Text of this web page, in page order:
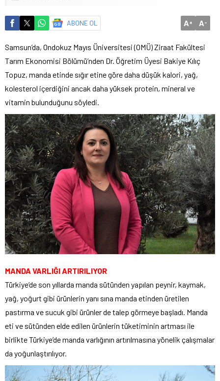
ABONE OL A+ A-
Samsun’da, Ondokuz Mayıs Üniversitesi (OMÜ) Ziraat Fakültesi
Tarım Ekonomisi Bölümü’nden Dr. Öğretim Üyesi Bakiye Kılıç
Topuz, manda etinde sığır etine göre daha düşük kalori, yağ,
kolesterol içerdiğini ancak daha yüksek protein, mineral ve
vitamin bulunduğunu söyledi.
MANDA VARLIĞI ARTIRILIYOR
Türkiye’de son yıllarda manda sütünden yapılan peynir, kaymak,
yağ, yoğurt gibi ürünlerin yanı sına manda etinden üretilen
pastırma ve sucuk gibi ürünler de talep görmeye başladı. Manda
eti ve sütünden elde edilen ürünlerin tüketiminin artması ile
birlikte Türkiye’de manda varlığının artırılmasına yönelik çalışmalar
da yoğunlaştırılıyor.